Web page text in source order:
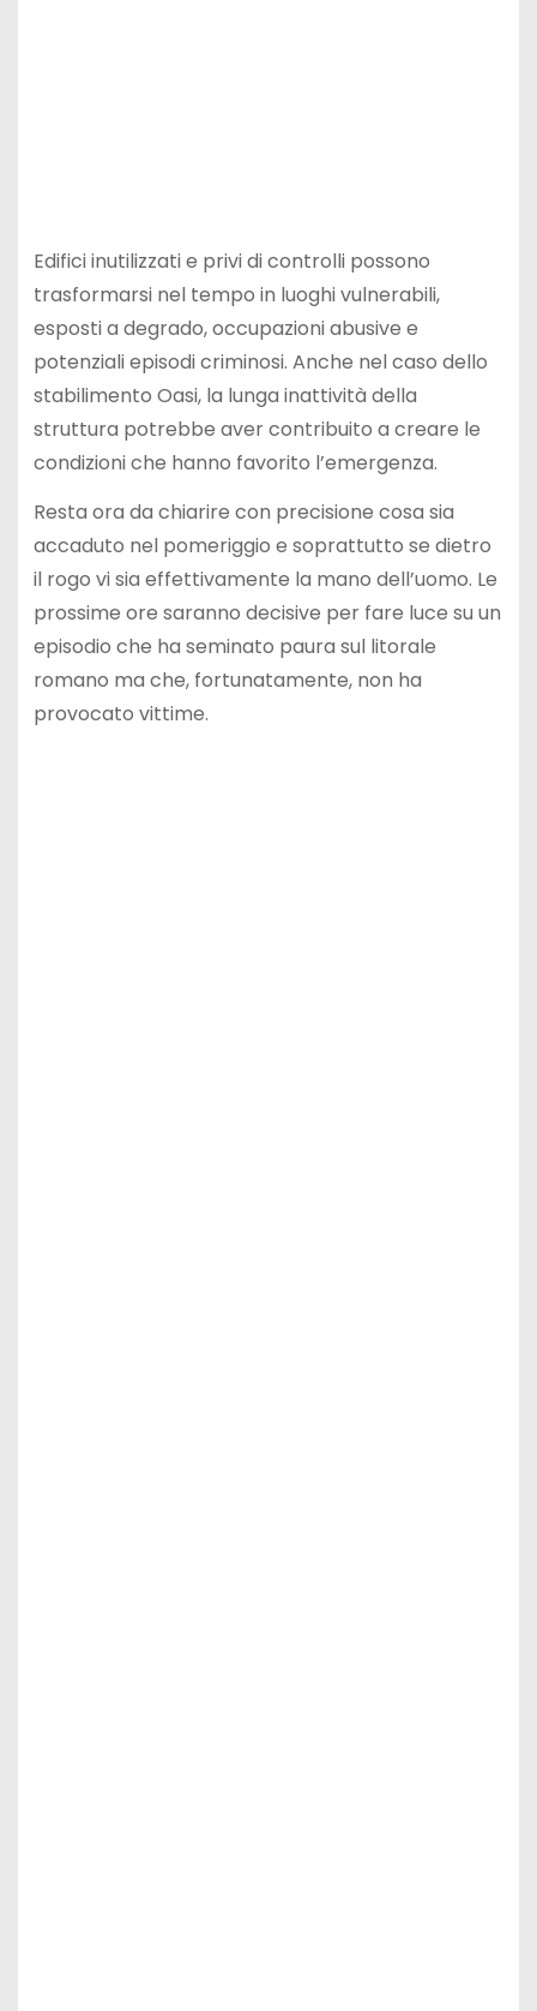
Edifici inutilizzati e privi di controlli possono
trasformarsi nel tempo in luoghi vulnerabili,
esposti a degrado, occupazioni abusive e
potenziali episodi criminosi. Anche nel caso dello
stabilimento Oasi, la lunga inattività della
struttura potrebbe aver contribuito a creare le
condizioni che hanno favorito l’emergenza.
Resta ora da chiarire con precisione cosa sia
accaduto nel pomeriggio e soprattutto se dietro
il rogo vi sia effettivamente la mano dell’uomo. Le
prossime ore saranno decisive per fare luce su un
episodio che ha seminato paura sul litorale
romano ma che, fortunatamente, non ha
provocato vittime.